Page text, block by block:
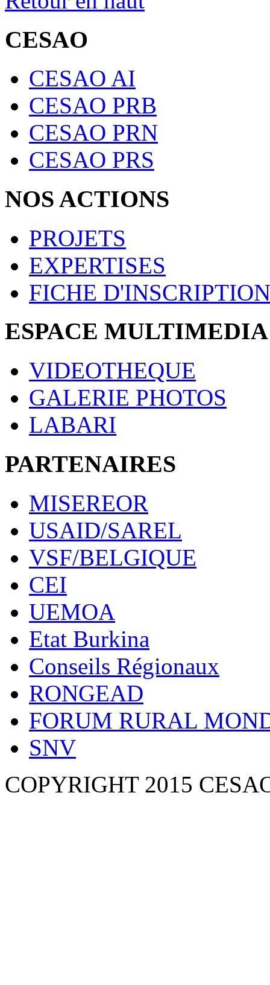
CESAO
CESAO AI
CESAO PRB
CESAO PRN
CESAO PRS
NOS ACTIONS
PROJETS
EXPERTISES
FICHE D'INSCRIPTION
ESPACE MULTIMEDIA
VIDEOTHEQUE
GALERIE PHOTOS
LABARI
PARTENAIRES
MISEREOR
USAID/SAREL
VSF/BELGIQUE
CEI
UEMOA
Etat Burkina
Conseils Régionaux
RONGEAD
FORUM RURAL
SNV
COPYRIGHT 2015